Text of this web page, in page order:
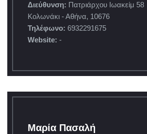
Διεύθυνση: Πατριάρχου Ιωακείμ 58
Κολωνάκι - Αθήνα, 10676
Τηλέφωνο: 6932291675
Website: -
Μαρία Πασαλή